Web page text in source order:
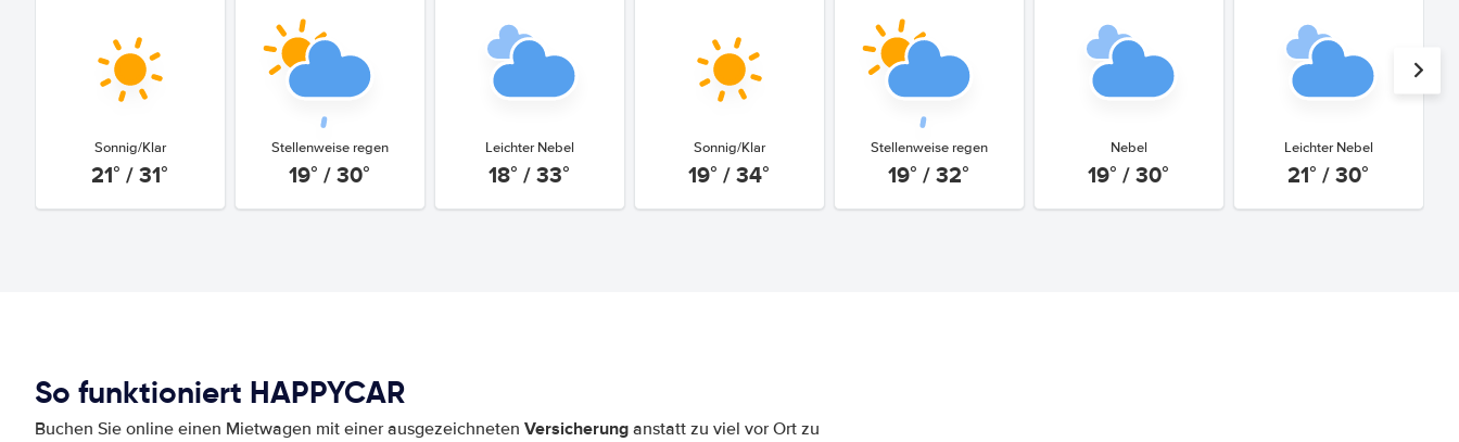
Sonnig/Klar
21° / 31°
Stellenweise regen
19° / 30°
Leichter Nebel
18° / 33°
Sonnig/Klar
19° / 34°
Stellenweise regen
19° / 32°
Nebel
19° / 30°
Leichter Nebel
21° / 30°
So funktioniert HAPPYCAR
Buchen Sie online einen Mietwagen mit einer ausgezeichneten Versicherung anstatt zu viel vor Ort zu